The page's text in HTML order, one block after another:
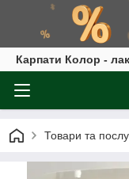
Карпати Колор -
Товари та